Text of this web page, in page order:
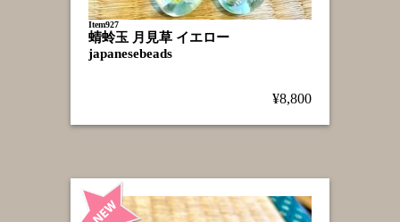
Item927
蜻蛉玉 月見草 イエロー
japanesebeads
¥8,800